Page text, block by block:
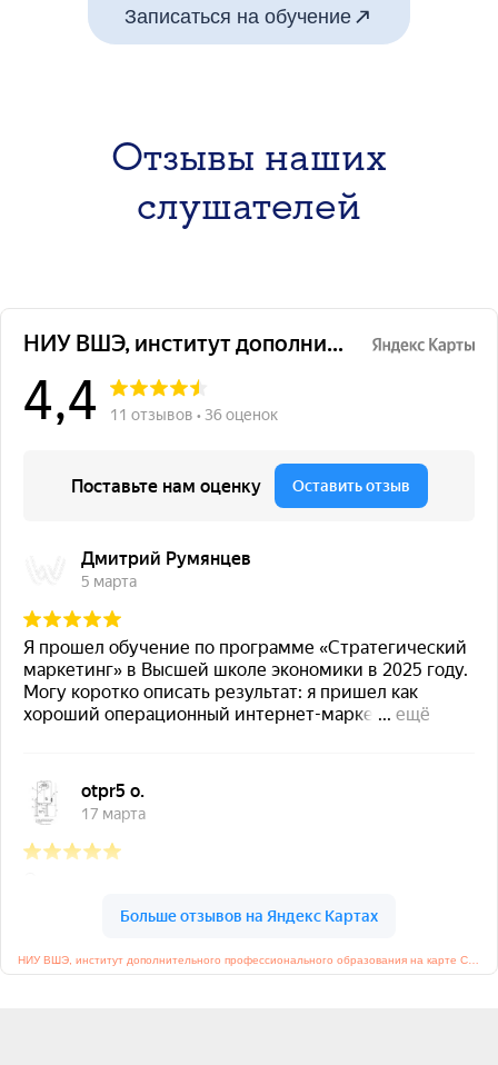
Записаться на обучение
Отзывы наших
слушателей